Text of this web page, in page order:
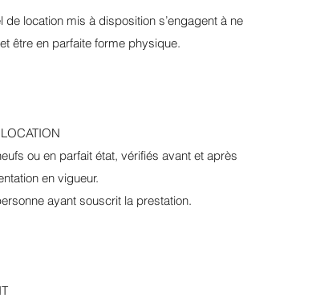
location mis à disposition s’engagent à ne
être en parfaite forme physique.
ou en parfait état, vérifiés avant et après
en vigueur.
ayant souscrit la prestation.